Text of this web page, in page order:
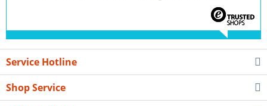
Service Hotline
Shop Service